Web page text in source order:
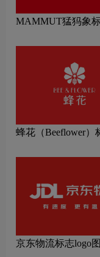
MAMMUT猛犸象
蜂花（Beeflower）
京东物流标志logo